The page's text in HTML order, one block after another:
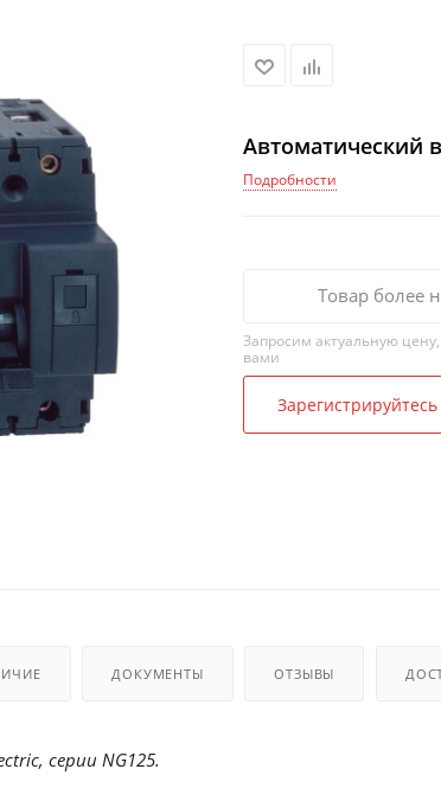
Автоматический
Подробности
Товар более
Запросим актуальную
вами
ДОКУМЕНТЫ ОТЗЫВЫ
серии NG125.